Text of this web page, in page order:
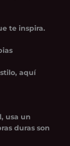
te inspira.
aquí
usa un
duras son